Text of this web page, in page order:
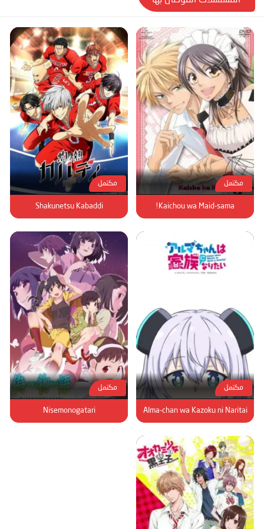
مكتمل
Kaichou wa Maid-sama!
مكتمل
Shakunetsu Kabaddi
مكتمل
Alma-chan wa Kazoku ni Naritai
مكتمل
Nisemonogatari